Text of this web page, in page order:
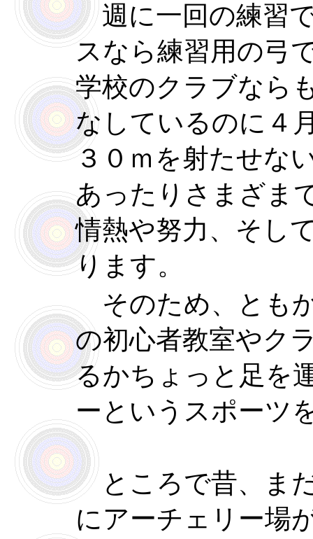
週に一回の練習
スなら練習用の弓
学校のクラブなら
なしているのに４
３０ｍを射たせな
あったりさまざま
情熱や努力、そし
ります。
そのため、とも
の初心者教室やク
るかちょっと足を
ーというスポーツ
ところで昔、ま
にアーチェリー場